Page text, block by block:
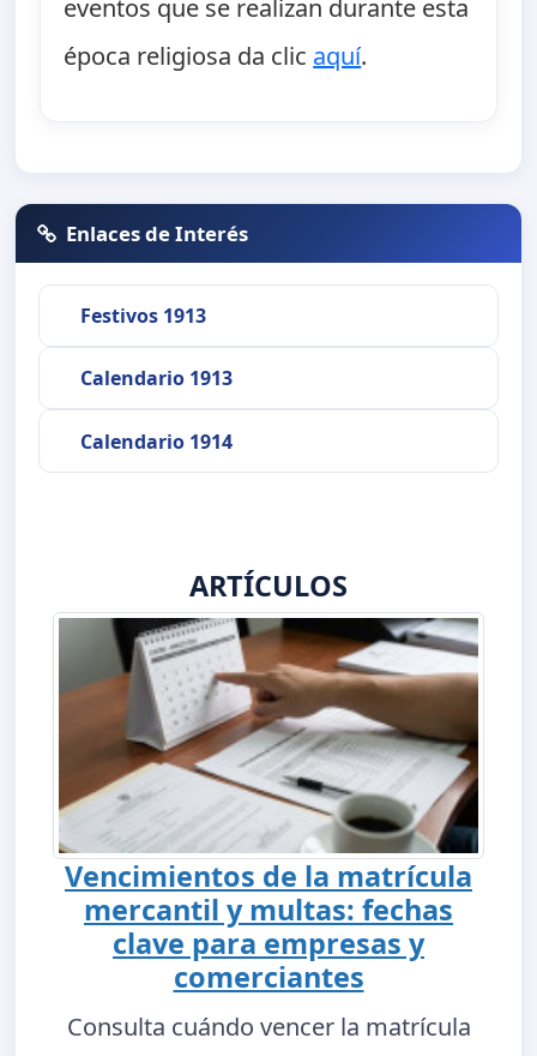
eventos que se realizan durante esta
época religiosa da clic aquí.
Enlaces de Interés
Festivos 1913
Calendario 1913
Calendario 1914
ARTÍCULOS
Vencimientos de la matrícula
mercantil y multas: fechas
clave para empresas y
comerciantes
Consulta cuándo vencer la matrícula